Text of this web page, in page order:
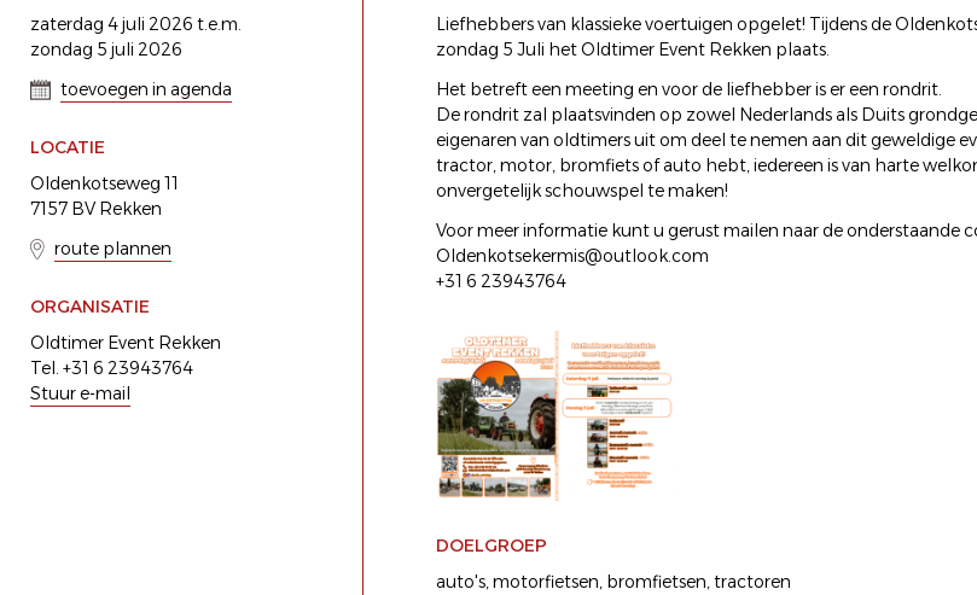
zaterdag 4 juli 2026 t.e.m.
zondag 5 juli 2026
toevoegen in agenda
LOCATIE
Oldenkotseweg 11
7157 BV Rekken
route plannen
ORGANISATIE
Oldtimer Event Rekken
Tel. +31 6 23943764
Stuur e-mail
Liefhebbers van klassieke voertuigen opgelet! Tijdens de
zondag 5 Juli het Oldtimer Event Rekken plaats.
Het betreft een meeting en voor de liefhebber is er een rondrit.
De rondrit zal plaatsvinden op zowel Nederlands als Duits
eigenaren van oldtimers uit om deel te nemen aan dit geweldige
tractor, motor, bromfiets of auto hebt, iedereen is van harte
onvergetelijk schouwspel te maken!
Voor meer informatie kunt u gerust mailen naar de onderstaande
Oldenkotsekermis@outlook.com
+31 6 23943764
DOELGROEP
auto's motorfietsen bromfietsen tractoren